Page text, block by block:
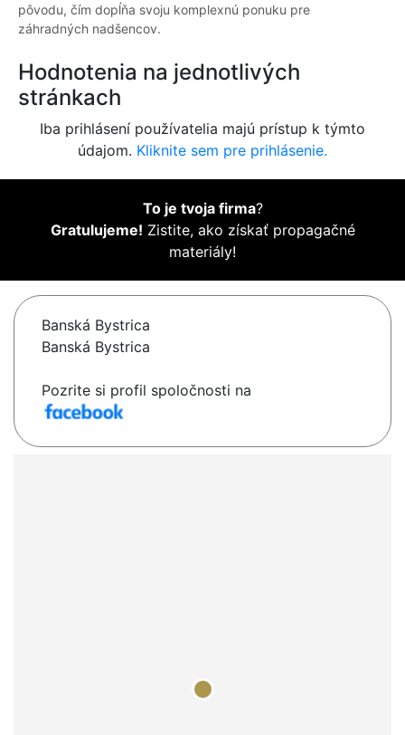
pôvodu, čím dopĺňa svoju komplexnú ponuku pre
záhradných nadšencov.
Hodnotenia na jednotlivých
stránkach
Iba prihlásení používatelia majú prístup k týmto
údajom. Kliknite sem pre prihlásenie.
To je tvoja firma?
Gratulujeme! Zistite, ako získať propagačné
materiály!
Banská Bystrica
Banská Bystrica
Pozrite si profil spoločnosti na